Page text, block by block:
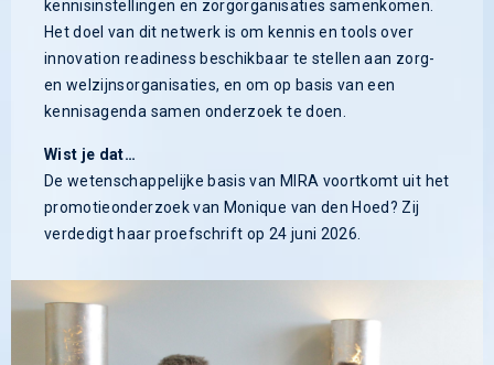
kennisinstellingen en zorgorganisaties samenkomen.
Het doel van dit netwerk is om kennis en tools over
innovation readiness beschikbaar te stellen aan zorg-
en welzijnsorganisaties, en om op basis van een
kennisagenda samen onderzoek te doen.
Wist je dat…
De wetenschappelijke basis van MIRA voortkomt uit het
promotieonderzoek van Monique van den Hoed? Zij
verdedigt haar proefschrift op 24 juni 2026.